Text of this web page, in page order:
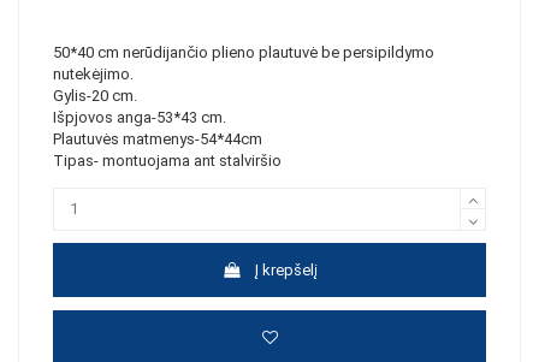
50*40 cm nerūdijančio plieno plautuvė be persipildymo
nutekėjimo.
Gylis-20 cm.
Išpjovos anga-53*43 cm.
Plautuvės matmenys-54*44cm
Tipas- montuojama ant stalviršio
Į krepšelį